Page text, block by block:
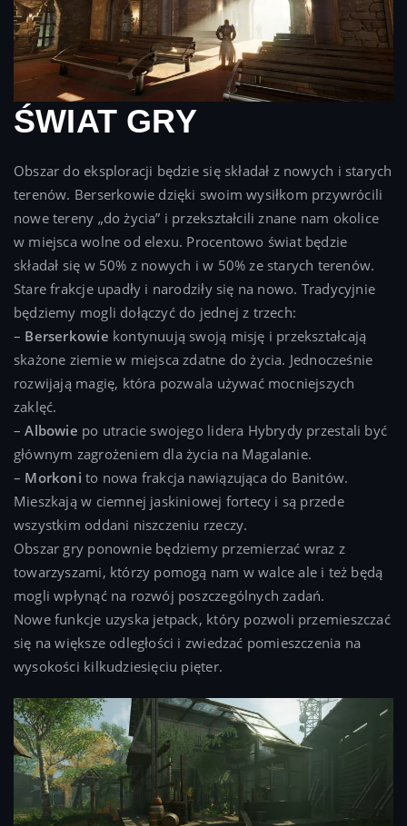
ŚWIAT GRY
Obszar do eksploracji będzie się składał z nowych i starych
terenów. Berserkowie dzięki swoim wysiłkom przywrócili
nowe tereny „do życia” i przekształcili znane nam okolice
w miejsca wolne od elexu. Procentowo świat będzie
składał się w 50% z nowych i w 50% ze starych terenów.
Stare frakcje upadły i narodziły się na nowo. Tradycyjnie
będziemy mogli dołączyć do jednej z trzech:
– Berserkowie kontynuują swoją misję i przekształcają
skażone ziemie w miejsca zdatne do życia. Jednocześnie
rozwijają magię, która pozwala używać mocniejszych
zaklęć.
–Albowie po utracie swojego lidera Hybrydy przestali być
głównym zagrożeniem dla życia na Magalanie.
– Morkoni to nowa frakcja nawiązująca do Banitów.
Mieszkają w ciemnej jaskiniowej fortecy i są przede
wszystkim oddani niszczeniu rzeczy.
Obszar gry ponownie będziemy przemierzać wraz z
towarzyszami, którzy pomogą nam w walce ale i też będą
mogli wpłynąć na rozwój poszczególnych zadań.
Nowe funkcje uzyska jetpack, który pozwoli przemieszczać
się na większe odległości i zwiedzać pomieszczenia na
wysokości kilkudziesięciu pięter.